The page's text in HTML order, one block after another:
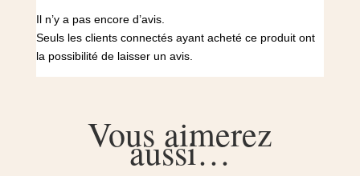
Il n’y a pas encore d’avis.
Seuls les clients connectés ayant acheté ce produit ont
la possibilité de laisser un avis.
Vous aimerez
aussi…